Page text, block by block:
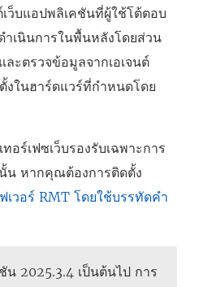
ว็บแอปพลิเคชันที่ผู้ใช้โต้ตอบ
เนินการในพื้นหลังโดยส่วน
ะตรวจข้อมูลจากเอเจนต์
งในฮาร์ดแวร์ที่กำหนดโดย
อร์เฟซเว็บรองรับเฉพาะการ
น หากคุณต้องการติดตั้ง
เวอร์ RMT โดยใช้บรรทัดคำ
น 2025.3.4 เป็นต้นไป การ